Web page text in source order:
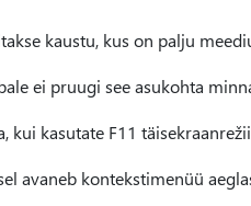
kaustu, kus on palju
ei pruugi see asukohta
kui kasutate F11
avaneb kontekstimenüü